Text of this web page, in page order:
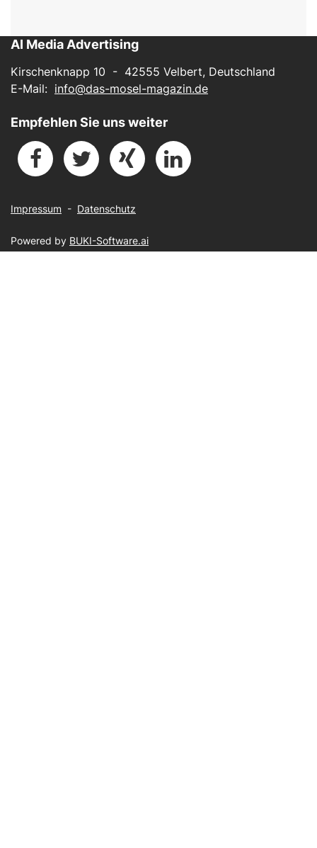
AI Media Advertising
Kirschenknapp 10 - 42555 Velbert, Deutschland
E-Mail: info@das-mosel-magazin.de
Empfehlen Sie uns weiter
Impressum - Datenschutz
Powered by BUKI-Software.ai